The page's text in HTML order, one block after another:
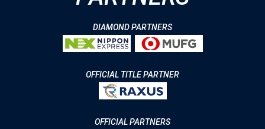
DIAMOND PARTNERS
OFFICIAL TITLE PARTNER
OFFICIAL PARTNERS